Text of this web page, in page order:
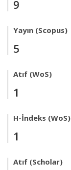
9
Yayın (Scopus)
5
Atıf (WoS)
1
H-İndeks (WoS)
1
Atıf (Scholar)